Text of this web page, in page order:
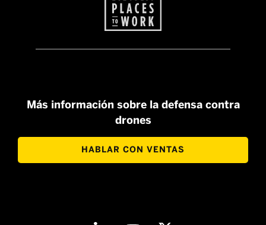
Más información sobre la defensa contra
drones
HABLAR CON VENTAS